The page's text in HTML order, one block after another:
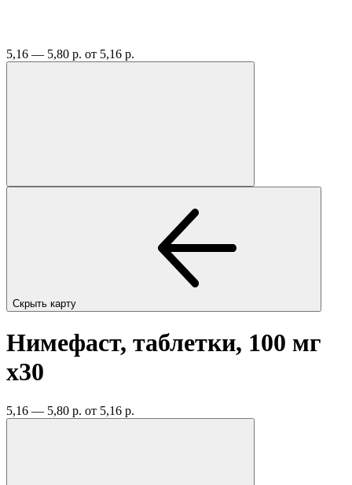
5,16 — 5,80 р. от 5,16 р.
Скрыть карту
Нимефаст, таблетки, 100 мг
x30
5,16 — 5,80 р. от 5,16 р.